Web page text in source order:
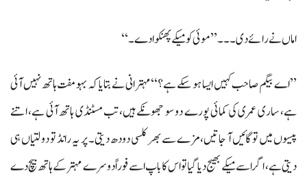
اماں نے رائے دی۔۔۔ ’’موئی کو میکے پھنکوا دے۔‘‘
’’اے بیگم صاحب کہیں ایسا ہو سکے ہے؟‘‘ مہترانی نے بتایا کہ بہو مفت ہاتھ نہیں آئی
ہے، ساری عمری کی کمائی پورے دو سو جھونکے ہیں، تب مسٹنڈی ہاتھ آئی ہے، اتنے
پیسوں میں تو گائیں آ جاتیں، مزے سے بھر کلسی دودھ دیتی۔ پر یہ رانڈ تو دولتیاں ہی
دیتی ہے، اگر اسے میکے بھیج دیا گیا تو اس کا باپ اسے فوراً دوسرے مہتر کے ہاتھ بیچ دے